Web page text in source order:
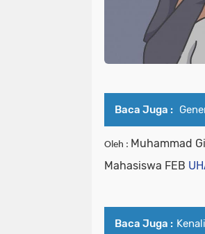
Baca Juga :
Oleh : Muhammad
Mahasiswa FEB
Baca Juga :